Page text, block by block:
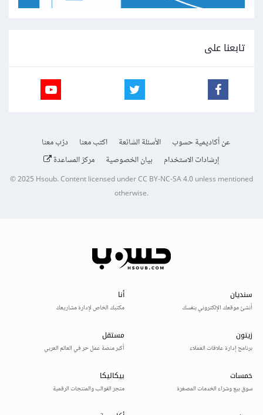
تابعنا على
عن أكاديمية حسوب الأسئلة الشائعة اكتب معنا
درّب معنا
إرشادات الاستخدام
بيان الخصوصية مركز المساعدة
© 2025Hsoub.Content licensed underCC BY-NC-SA 4.0unless mentioned
otherwise.